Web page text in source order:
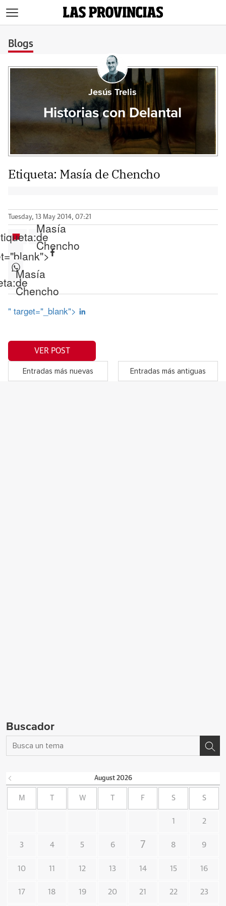
Blogs
Jesús Trelis
Historias con Delantal
Etiqueta: Masía de Chencho
Tuesday, 13 May 2014, 07:21
Masía
de
Chencho
Masía
de
Chencho
" target="_blank">
VER POST
Entradas más nuevas Entradas más antiguas
Buscador
August 2026
M W F S S
1 2
3 4 5 6 7 8 9
10 11 12 13 14 15 16
17 18 19 20 21 22 23